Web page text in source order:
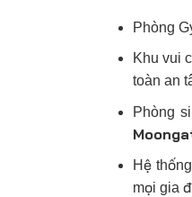
Phòng
Khu vui
toàn an
Phòng
Hệ
mọi gia